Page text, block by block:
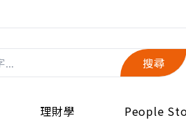
搜尋
理財學 People